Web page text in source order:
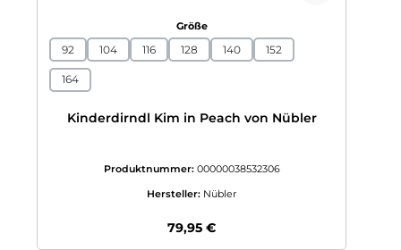
Größeauswählen
92 104 116 128 140 152
164
Kinderdirndl Kim in Peach von Nübler
Produktnummer: 00000038532306
Hersteller: Nübler
Regulärer Preis:
79,95 €